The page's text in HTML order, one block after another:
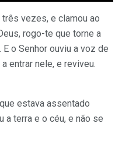
vezes, e clamou ao
rogo-te que torne a
o Senhor ouviu a voz de
entrar nele, e reviveu.
estava assentado
a terra e o céu, e não se